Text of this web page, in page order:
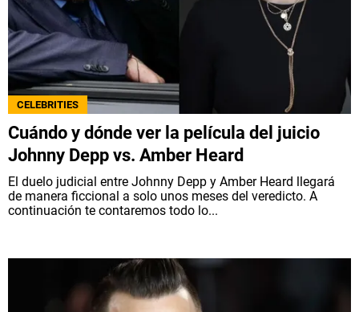
CELEBRITIES
Cuándo y dónde ver la película del juicio
Johnny Depp vs. Amber Heard
El duelo judicial entre Johnny Depp y Amber Heard llegará
de manera ficcional a solo unos meses del veredicto. A
continuación te contaremos todo lo...